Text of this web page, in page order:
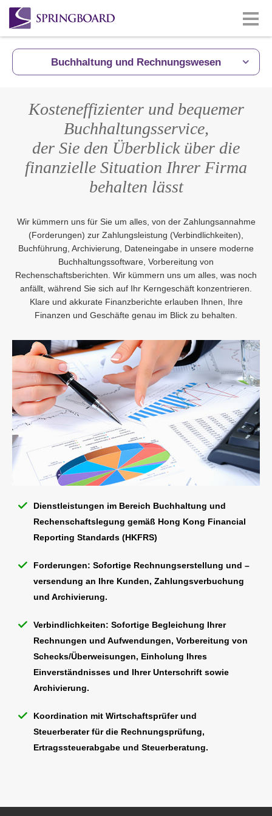
Buchhaltung und Rechnungswesen
Kosteneffizienter und bequemer
Buchhaltungsservice,
der Sie den Überblick über die
finanzielle Situation Ihrer Firma
behalten lässt
Wir kümmern uns für Sie um alles, von der Zahlungsannahme
(Forderungen) zur Zahlungsleistung (Verbindlichkeiten),
Buchführung, Archivierung, Dateneingabe in unsere moderne
Buchhaltungssoftware, Vorbereitung von
Rechenschaftsberichten. Wir kümmern uns um alles, was noch
anfällt, während Sie sich auf Ihr Kerngeschäft konzentrieren.
Klare und akkurate Finanzberichte erlauben Ihnen, Ihre
Finanzen und Geschäfte genau im Blick zu behalten.
Dienstleistungen im Bereich Buchhaltung und
Rechenschaftslegung gemäß Hong Kong Financial
Reporting Standards (HKFRS)
Forderungen: Sofortige Rechnungserstellung und –
versendung an Ihre Kunden, Zahlungsverbuchung
und Archivierung.
Verbindlichkeiten: Sofortige Begleichung Ihrer
Rechnungen und Aufwendungen, Vorbereitung von
Schecks/Überweisungen, Einholung Ihres
Einverständnisses und Ihrer Unterschrift sowie
Archivierung.
Koordination mit Wirtschaftsprüfer und
Steuerberater für die Rechnungsprüfung,
Ertragssteuerabgabe und Steuerberatung.